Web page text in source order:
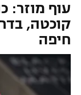
גביע הטוטו
ליגיונרים
גביע המדינה
נבחרת ישראל
ליגת האלופות
ליגה אירופית
ליגה אנגלית
ליגה גרמנית
כדורסל ישראלי
ליגת ווינר סל
ליגה לאומית
כדורסל נשים
כדורסל עולמי
ענפים נוספים
עוף מוזר:
קוכטה,
חיפה